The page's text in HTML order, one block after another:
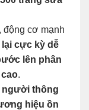
động cơ mạnh
lại cực kỳ dễ
lên phân
.
người thông
hiệu ồn